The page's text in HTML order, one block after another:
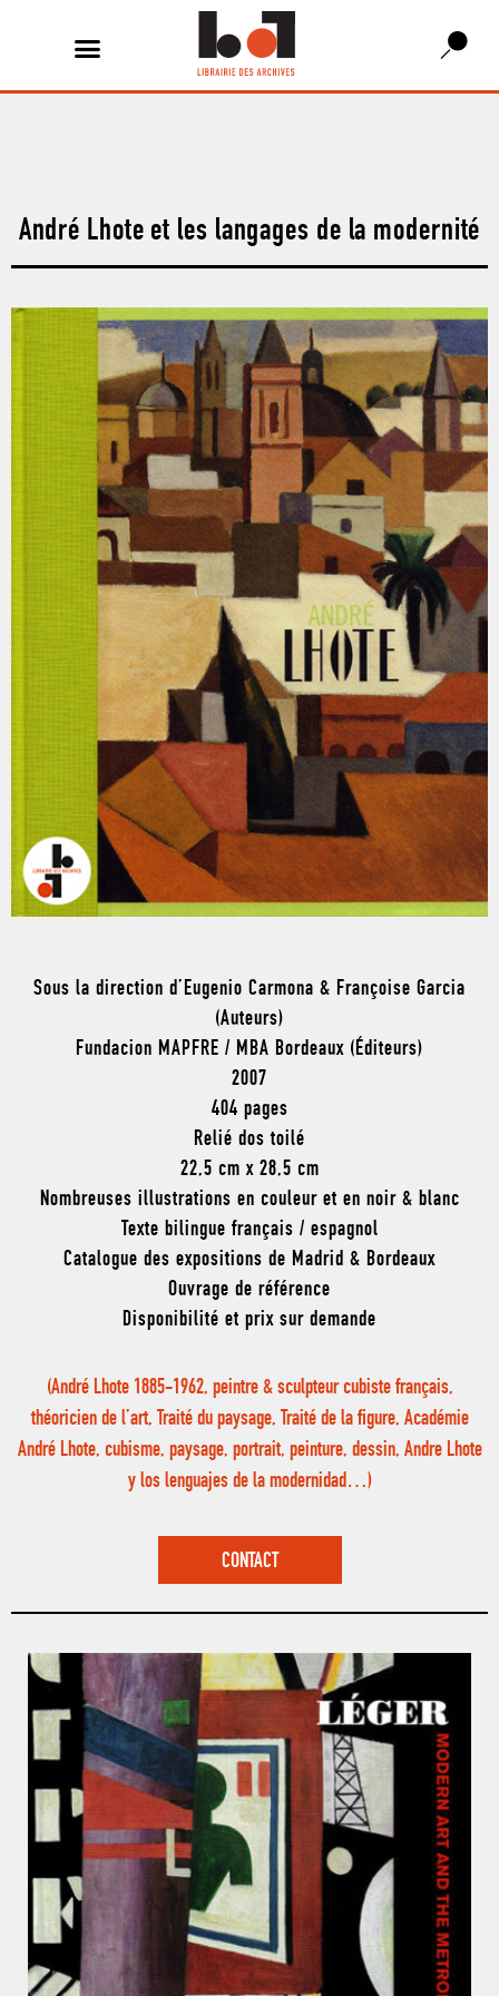
André Lhote et les langages de la modernité
Sous la direction d’Eugenio Carmona & Françoise Garcia
(Auteurs)
Fundacion MAPFRE / MBA Bordeaux (Éditeurs)
2007
404 pages
Relié dos toilé
22,5 cm x 28,5 cm
Nombreuses illustrations en couleur et en noir & blanc
Texte bilingue français / espagnol
Catalogue des expositions de Madrid & Bordeaux
Ouvrage de référence
Disponibilité et prix sur demande
(André Lhote 1885-1962, peintre & sculpteur cubiste français,
théoricien de l’art, Traité du paysage, Traité de la figure, Académie
André Lhote, cubisme, paysage, portrait, peinture, dessin, Andre Lhote
y los lenguajes de la modernidad…)
CONTACT